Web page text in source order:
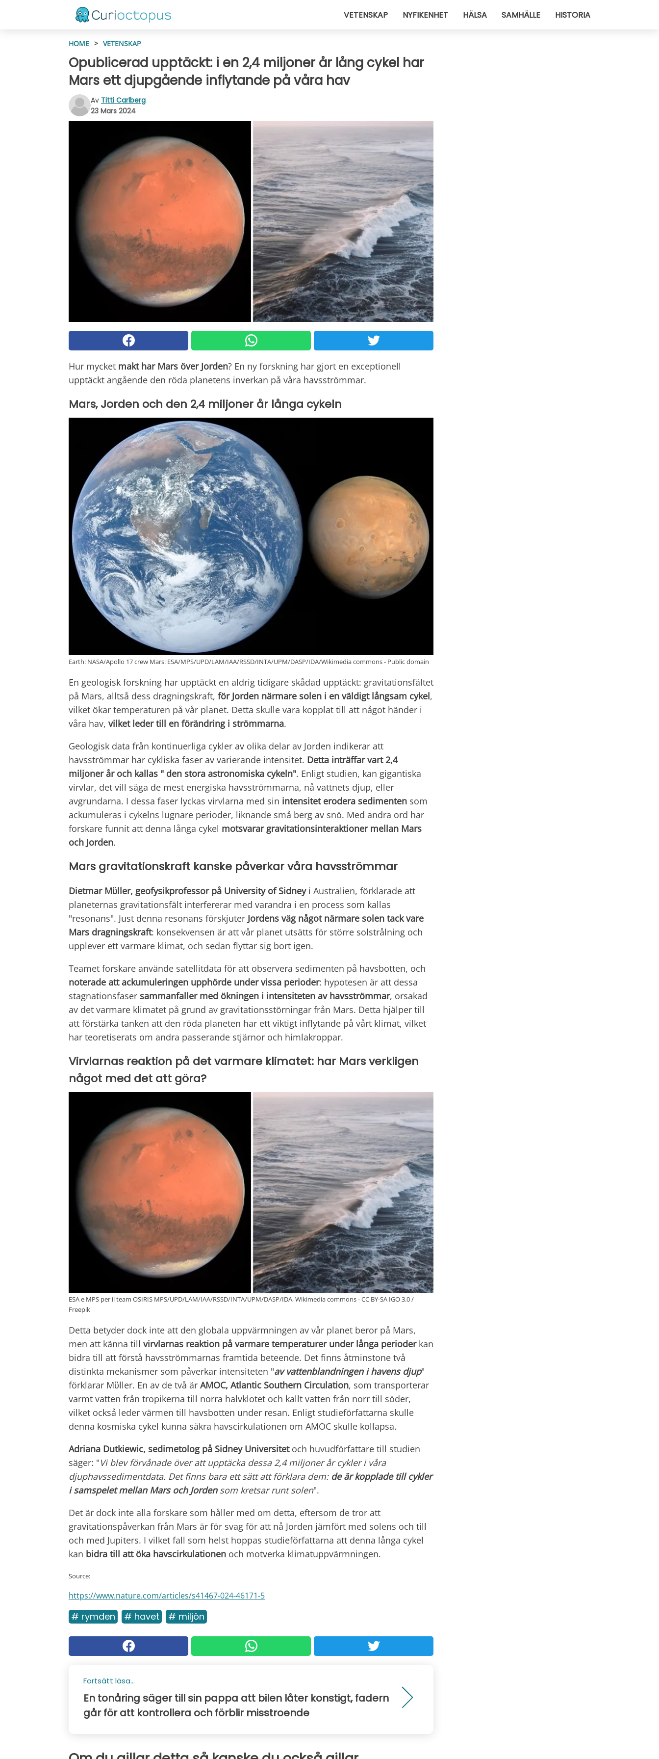
VETENSKAP NYFIKENHET HÄLSA SAMHÄLLE HISTORIA
HOME > VETENSKAP
Opublicerad upptäckt: i en 2,4 miljoner år lång cykel har
Mars ett djupgående inflytande på våra hav
Av Titti Carlberg
23 Mars 2024
Hur mycket makt har Mars över Jorden? En ny forskning har gjort en exceptionell
upptäckt angående den röda planetens inverkan på våra havsströmmar.
Mars, Jorden och den 2,4 miljoner år långa cykeln
Earth: NASA/Apollo 17 crew Mars: ESA/MPS/UPD/LAM/IAA/RSSD/INTA/UPM/DASP/IDA/Wikimedia commons - Public domain
En geologisk forskning har upptäckt en aldrig tidigare skådad upptäckt: gravitationsfältet
på Mars, alltså dess dragningskraft, för Jorden närmare solen i en väldigt långsam cykel,
vilket ökar temperaturen på vår planet. Detta skulle vara kopplat till att något händer i
våra hav, vilket leder till en förändring i strömmarna.
Geologisk data från kontinuerliga cykler av olika delar av Jorden indikerar att
havsströmmar har cykliska faser av varierande intensitet. Detta inträffar vart 2,4
miljoner år och kallas " den stora astronomiska cykeln". Enligt studien, kan gigantiska
virvlar, det vill säga de mest energiska havsströmmarna, nå vattnets djup, eller
avgrundarna. I dessa faser lyckas virvlarna med sin intensitet erodera sedimenten som
ackumuleras i cykelns lugnare perioder, liknande små berg av snö. Med andra ord har
forskare funnit att denna långa cykel motsvarar gravitationsinteraktioner mellan Mars
och Jorden.
Mars gravitationskraft kanske påverkar våra havsströmmar
Dietmar Mὓller, geofysikprofessor på University of Sidneyi Australien, förklarade att
planeternas gravitationsfält interfererar med varandra i en process som kallas
"resonans". Just denna resonans förskjuter Jordens väg något närmare solen tack vare
Mars dragningskraft: konsekvensen är att vår planet utsätts för större solstrålning och
upplever ett varmare klimat, och sedan flyttar sig bort igen.
Teamet forskare använde satellitdata för att observera sedimenten på havsbotten, och
noterade att ackumuleringen upphörde under vissa perioder: hypotesen är att dessa
stagnationsfaser sammanfaller med ökningen i intensiteten av havsströmmar, orsakad
av det varmare klimatet på grund av gravitationsstörningar från Mars. Detta hjälper till
att förstärka tanken att den röda planeten har ett viktigt inflytande på vårt klimat, vilket
har teoretiserats om andra passerande stjärnor och himlakroppar.
Virvlarnas reaktion på det varmare klimatet: har Mars verkligen
något med det att göra?
ESA e MPS per il team OSIRIS MPS/UPD/LAM/IAA/RSSD/INTA/UPM/DASP/IDA, Wikimedia commons - CC BY-SA IGO 3.0 /
Freepik
Detta betyder dock inte att den globala uppvärmningen av vår planet beror på Mars,
men att känna till virvlarnas reaktion på varmare temperaturer under långa perioderkan
bidra till att förstå havsströmmarnas framtida beteende. Det finns åtminstone två
distinkta mekanismer som påverkar intensiteten "av vattenblandningen i havens djup"
förklarar Mὓller. En av de två är AMOC, Atlantic Southern Circulation, som transporterar
varmt vatten från tropikerna till norra halvklotet och kallt vatten från norr till söder,
vilket också leder värmen till havsbotten under resan. Enligt studieförfattarna skulle
denna kosmiska cykel kunna säkra havscirkulationen om AMOC skulle kollapsa.
Adriana Dutkiewic, sedimetolog på Sidney Universitetoch huvudförfattare till studien
säger: "Vi blev förvånade över att upptäcka dessa 2,4 miljoner år cykler i våra
djuphavssedimentdata. Det finns bara ett sätt att förklara dem: de är kopplade till cykler
i samspelet mellan Mars och Jordensom kretsar runt solen".
Det är dock inte alla forskare som håller med om detta, eftersom de tror att
gravitationspåverkan från Mars är för svag för att nå Jorden jämfört med solens och till
och med Jupiters. I vilket fall som helst hoppas studieförfattarna att denna långa cykel
kan bidra till att öka havscirkulationen och motverka klimatuppvärmningen.
Source:
https://www.nature.com/articles/s41467-024-46171-5
# rymden # havet # miljön
Fortsätt läsa...
En tonåring säger till sin pappa att bilen låter konstigt, fadern
går för att kontrollera och förblir misstroende